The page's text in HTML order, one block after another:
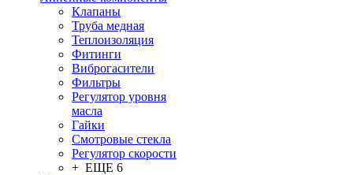
Клапаны
Труба медная
Теплоизоляция
Фитинги
Виброгасители
Фильтры
Регулятор уровня
масла
Гайки
Смотровые стекла
Регулятор скорости
+ ЕЩЕ 6